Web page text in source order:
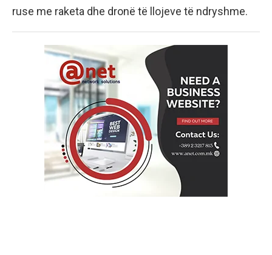
ruse me raketa dhe dronë të llojeve të ndryshme.